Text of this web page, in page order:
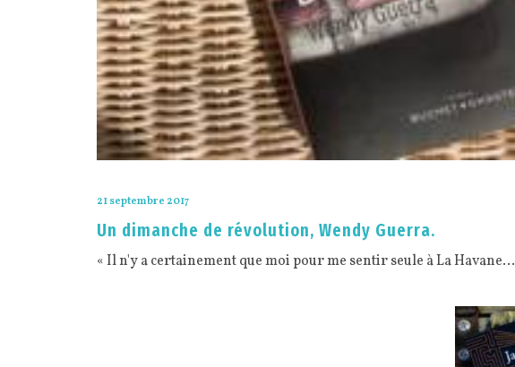
21 septembre 2017
Un dimanche de révolution, Wendy Guerra.
« Il n'y a certainement que moi pour me sentir seule à La Havane…